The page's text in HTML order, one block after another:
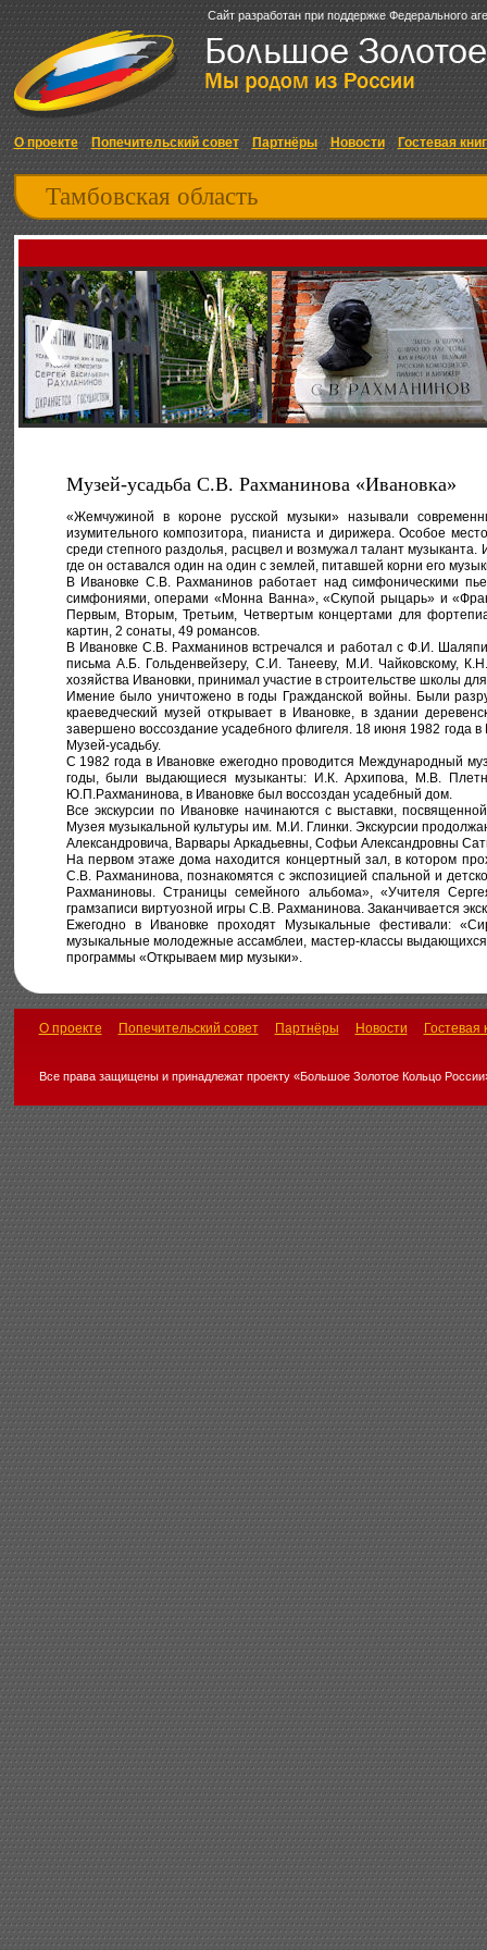
Сайт разработан при поддержке Федерального
О проекте Попечительский совет Партнёры Новости Гостевая
Тамбовская область
Музей-усадьба С.В. Рахманинова «Ивановка»
«Жемчужиной в короне русской музыки» называли
изумительного композитора, пианиста и дирижера. Особое
среди степного раздолья, расцвел и возмужал талант
где он оставался один на один с землей, питавшей корни его
В Ивановке С.В. Рахманинов работает над симфоническими
симфониями, операми «Монна Ванна», «Скупой рыцарь» и
Первым, Вторым, Третьим, Четвертым концертами для
картин, 2 сонаты, 49 романсов.
В Ивановке С.В. Рахманинов встречался и работал с Ф.И.
письма А.Б. Гольденвейзеру, С.И. Танееву, М.И. Чайковскому,
хозяйства Ивановки, принимал участие в строительстве школы
Имение было уничтожено в годы Гражданской войны. Были
краеведческий музей открывает в Ивановке, в здании
завершено воссоздание усадебного флигеля. 18 июня 1982 года
Музей-усадьбу.
С 1982 года в Ивановке ежегодно проводится Международный
годы, были выдающиеся музыканты: И.К. Архипова, М.В.
Ю.П.Рахманинова, в Ивановке был воссоздан усадебный дом.
Все экскурсии по Ивановке начинаются с выставки,
Музея музыкальной культуры им. М.И. Глинки. Экскурсии
Александровича, Варвары Аркадьевны, Софьи Александровны
На первом этаже дома находится концертный зал, в котором
С.В. Рахманинова, познакомятся с экспозицией спальной и
Рахманиновы. Страницы семейного альбома», «Учителя
грамзаписи виртуозной игры С.В. Рахманинова. Заканчивается
Ежегодно в Ивановке проходят Музыкальные фестивали:
музыкальные молодежные ассамблеи, мастер-классы
программы «Открываем мир музыки».
О проекте Попечительский совет Партнёры Новости Гостевая
Все права защищены и принадлежат проекту «Большое Золотое Кольцо